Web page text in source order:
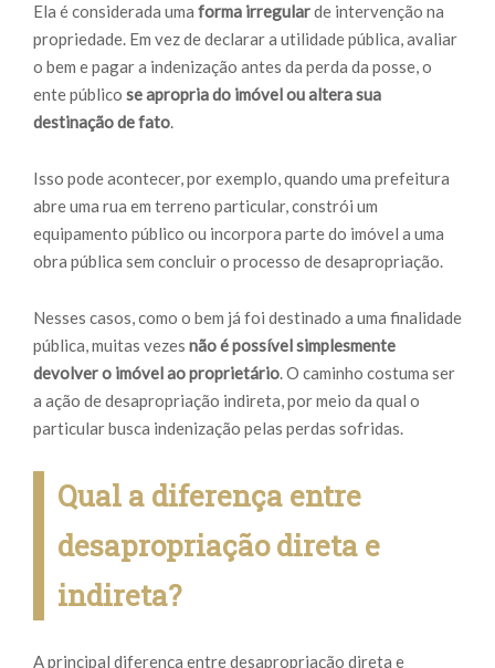
Ela é considerada uma forma irregularde intervenção na
propriedade. Em vez de declarar a utilidade pública, avaliar
o bem e pagar a indenização antes da perda da posse, o
ente público se apropria do imóvel ou altera sua
destinação de fato.
Isso pode acontecer, por exemplo, quando uma prefeitura
abre uma rua em terreno particular, constrói um
equipamento público ou incorpora parte do imóvel a uma
obra pública sem concluir o processo de desapropriação.
Nesses casos, como o bem já foi destinado a uma finalidade
pública, muitas vezes não é possível simplesmente
devolver o imóvel ao proprietário. O caminho costuma ser
a ação de desapropriação indireta, por meio da qual o
particular busca indenização pelas perdas sofridas.
Qual a diferença entre
desapropriação direta e
indireta?
A principal diferença entre desapropriação direta e